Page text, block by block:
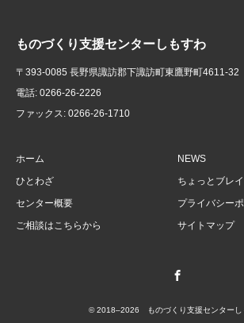
ものづくり支援センターしもすわ
〒393-0085 長野県諏訪郡下諏訪町東鷹野町4611-32
電話: 0266-26-2226
ファックス: 0266-26-1710
ホーム
ひとわざ
センター概要
ご相談はこちらから
NEWS
ちょっとブレ
プライバシー
サイトマップ
© 2018–2026 ものづくり支援センターし